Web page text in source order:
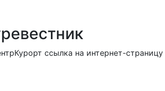
ссылка на интернет-